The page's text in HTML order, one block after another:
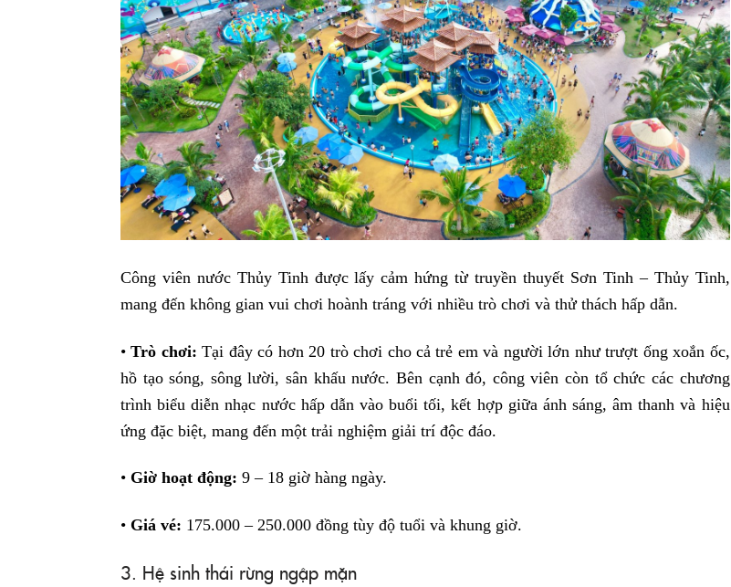
Công viên nước Thủy Tinh được lấy cảm hứng từ truyền thuyết Sơn Tinh – Thủy Tinh,
mang đến không gian vui chơi hoành tráng với nhiều trò chơi và thử thách hấp dẫn.
•Trò chơi: Tại đây có hơn 20 trò chơi cho cả trẻ em và người lớn như trượt ống xoắn ốc,
hồ tạo sóng, sông lười, sân khấu nước. Bên cạnh đó, công viên còn tổ chức các chương
trình biểu diễn nhạc nước hấp dẫn vào buổi tối, kết hợp giữa ánh sáng, âm thanh và hiệu
ứng đặc biệt, mang đến một trải nghiệm giải trí độc đáo.
• Giờ hoạt động: 9 – 18 giờ hàng ngày.
• Giá vé: 175.000 – 250.000 đồng tùy độ tuổi và khung giờ.
3. Hệ sinh thái rừng ngập mặn